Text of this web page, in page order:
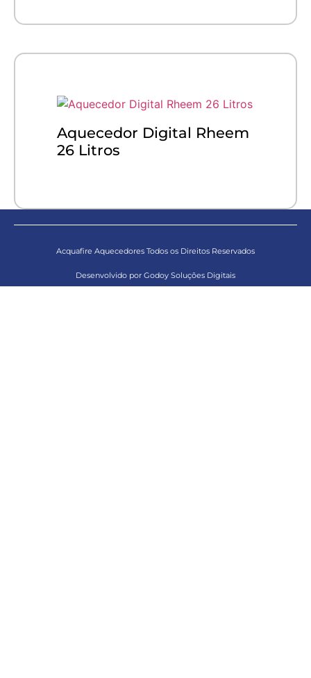
Aquecedor Digital Rheem
26 Litros
Acquafire Aquecedores Todos os Direitos Reservados
Desenvolvido por Godoy Soluções Digitais